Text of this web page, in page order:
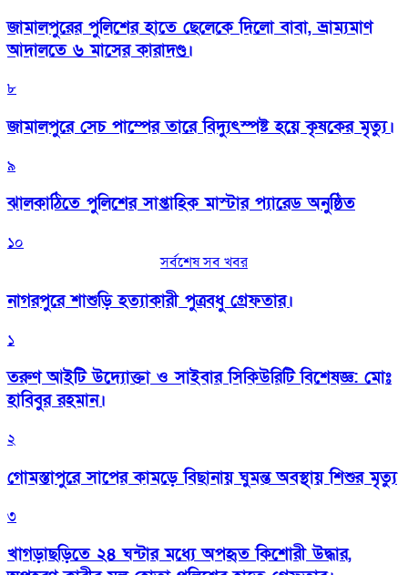
জামালপুরের পুলিশের হাতে ছেলেকে দিলো বাবা, ভ্রাম্যমাণ
আদালতে ৬ মাসের কারাদণ্ড।
৮
জামালপুরে সেচ পাম্পের তারে বিদ্যুৎস্পষ্ট হয়ে কৃষকের মৃত্যু।
৯
‎ঝালকাঠিতে পুলিশের সাপ্তাহিক মাস্টার প্যারেড অনুষ্ঠিত
১০
সর্বশেষ সব খবর
নাগরপুরে শাশুড়ি হত্যাকারী পুত্রবধু গ্রেফতার।
১
তরুণ আইটি উদ্যোক্তা ও সাইবার সিকিউরিটি বিশেষজ্ঞ: মোঃ
হাবিবুর রহমান।
২
গোমস্তাপুরে সাপের কামড়ে বিছানায় ঘুমন্ত অবস্থায় শিশুর মৃত্যু
৩
খাগড়াছড়িতে ২৪ ঘন্টার মধ্যে অপহৃত কিশোরী উদ্ধার,